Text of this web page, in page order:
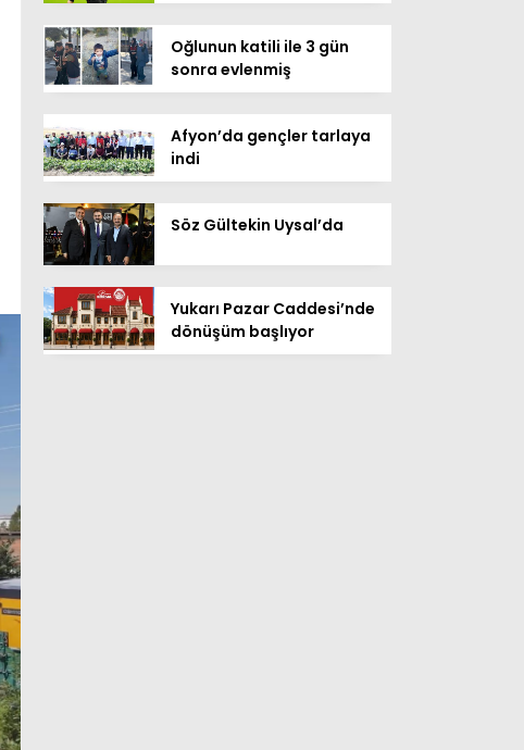
Oğlunun katili ile 3 gün
sonra evlenmiş
Afyon’da gençler tarlaya
indi
Söz Gültekin Uysal’da
Yukarı Pazar Caddesi’nde
dönüşüm başlıyor